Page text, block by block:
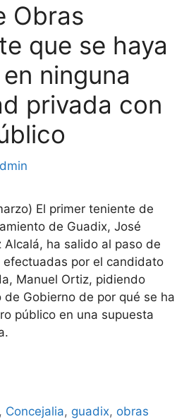
Obras
que se haya
ninguna
privada con
El primer teniente de
de Guadix, José
Alcalá, ha salido al paso de
efectuadas por el candidato
Manuel Ortiz, pidiendo
de Gobierno de por qué se ha
público en una supuesta
, Concejalia, guadix, obras